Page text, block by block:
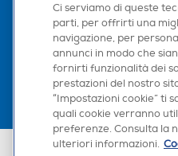
Scarica la nostra app
Euronics Italia SpA. Sede legale
Ci serviamo di queste
parti, per offrirti una
navigazione, per
annunci in modo che
fornirti funzionalità dei
prestazioni del nostro
“Impostazioni cookie” ti
quali cookie verranno
preferenze. Consulta la
ulteriori informazioni.